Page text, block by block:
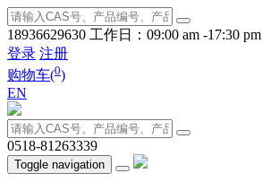
18936629630 工作日：09:00 am -17:30 pm
登录 注册
购物车(0)
EN
0518-81263339
Toggle navigation